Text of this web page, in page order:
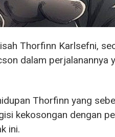
Thorfinn Karlsefni,
dalam perjalanannya
Thorfinn yang
kekosongan dengan
ini.